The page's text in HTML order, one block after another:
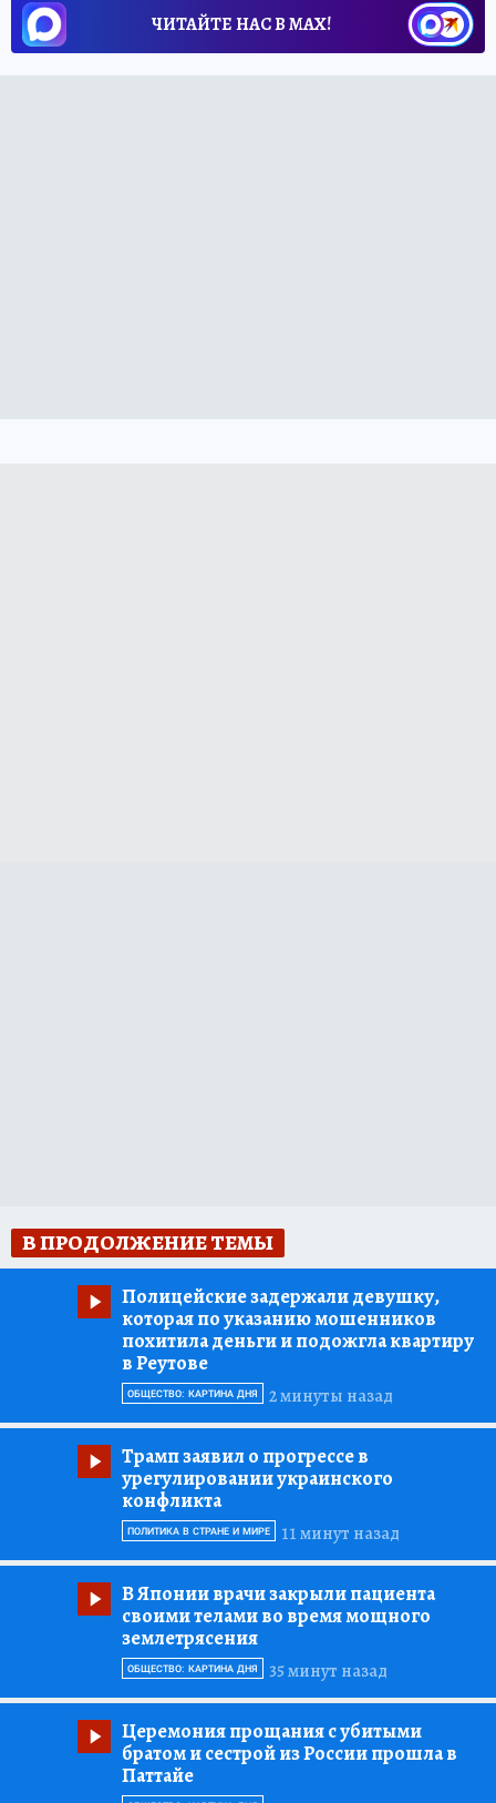
ЧИТАЙТЕ НАС В МАХ!
В ПРОДОЛЖЕНИЕ ТЕМЫ
Полицейские задержали девушку,
которая по указанию мошенников
похитила деньги и подожгла квартиру
в Реутове
2 минуты назад
ОБЩЕСТВО: КАРТИНА ДНЯ
Трамп заявил о прогрессе в
урегулировании украинского
конфликта
11 минут назад
ПОЛИТИКА В СТРАНЕ И МИРЕ
В Японии врачи закрыли пациента
своими телами во время мощного
землетрясения
35 минут назад
ОБЩЕСТВО: КАРТИНА ДНЯ
Церемония прощания с убитыми
братом и сестрой из России прошла в
Паттайе